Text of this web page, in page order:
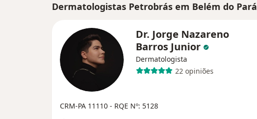
Dermatologistas Petrobrás em Belém do Pará
Dr. Jorge Nazareno
Barros Junior
Dermatologista
22 opiniões
CRM-PA 11110 - RQE Nº: 5128